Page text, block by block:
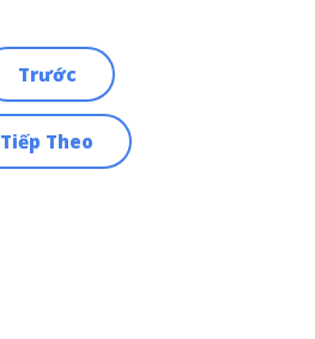
Trước
Tiếp Theo